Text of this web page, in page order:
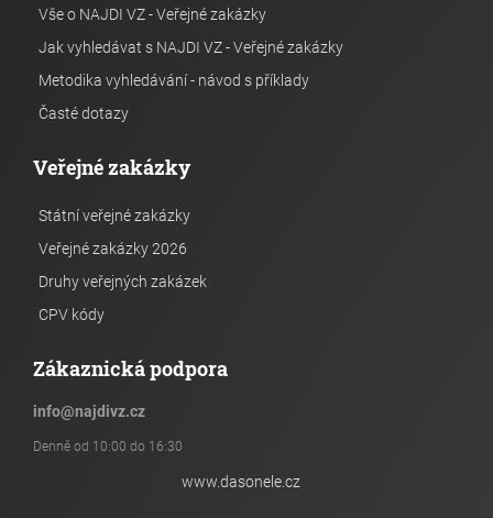
Vše o NAJDI VZ - Veřejné zakázky
Jak vyhledávat s NAJDI VZ - Veřejné zakázky
Metodika vyhledávání - návod s příklady
Časté dotazy
Veřejné zakázky
Státní veřejné zakázky
Veřejné zakázky 2026
Druhy veřejných zakázek
CPV kódy
Zákaznická podpora
info@najdivz.cz
Denně od 10:00 do 16:30
www.dasonele.cz